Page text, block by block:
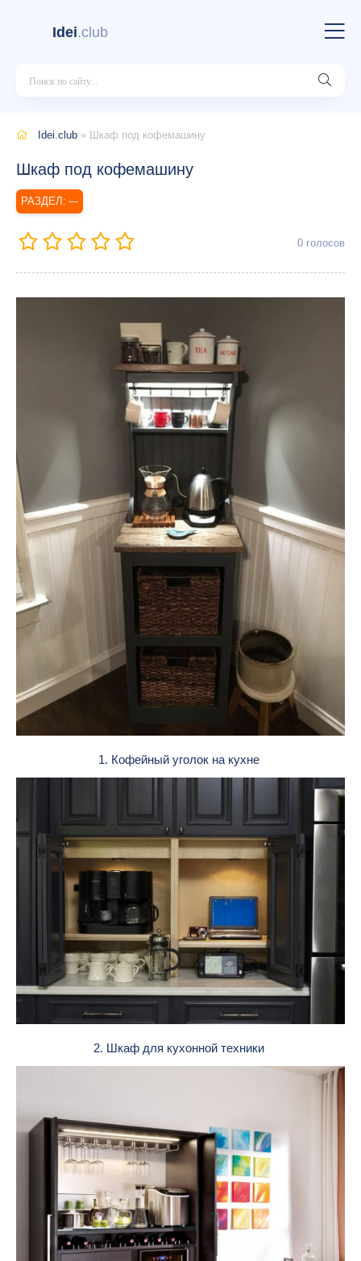
Idei.club
Idei.club » Шкаф под кофемашину
Шкаф под кофемашину
---
0 голосов
1. Кофейный уголок на кухне
2. Шкаф для кухонной техники